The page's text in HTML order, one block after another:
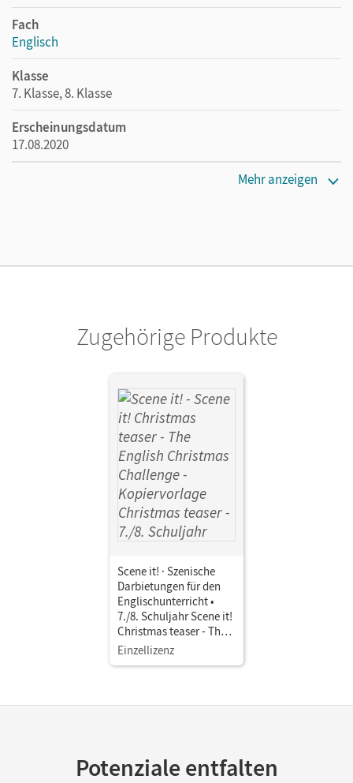
Fach
Englisch
Klasse
7. Klasse, 8. Klasse
Erscheinungsdatum
17.08.2020
Mehr anzeigen
Zugehörige Produkte
Scene it! · Szenische
Darbietungen für den
Englischunterricht •
7./8. Schuljahr Scene it!
Christmas teaser - The
English Christmas
Einzellizenz
Potenziale entfalten